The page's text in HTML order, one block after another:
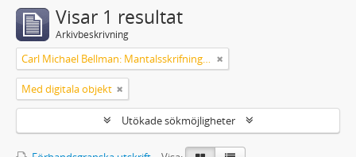
Visar 1 resultat
Arkivbeskrivning
Carl Michael Bellman: Mantalsskrifningen
Med digitala objekt
Utökade sökmöjligheter